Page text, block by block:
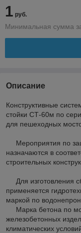
1 руб.
Минимальная сумма
Описание
Конструктивные
стойки СТ-60м по
для пешеходных
Мероприятия по
назначаются в
строительных
Для изготовления
применяется
маркой по
Марка бетона по
железобетонных
климатических